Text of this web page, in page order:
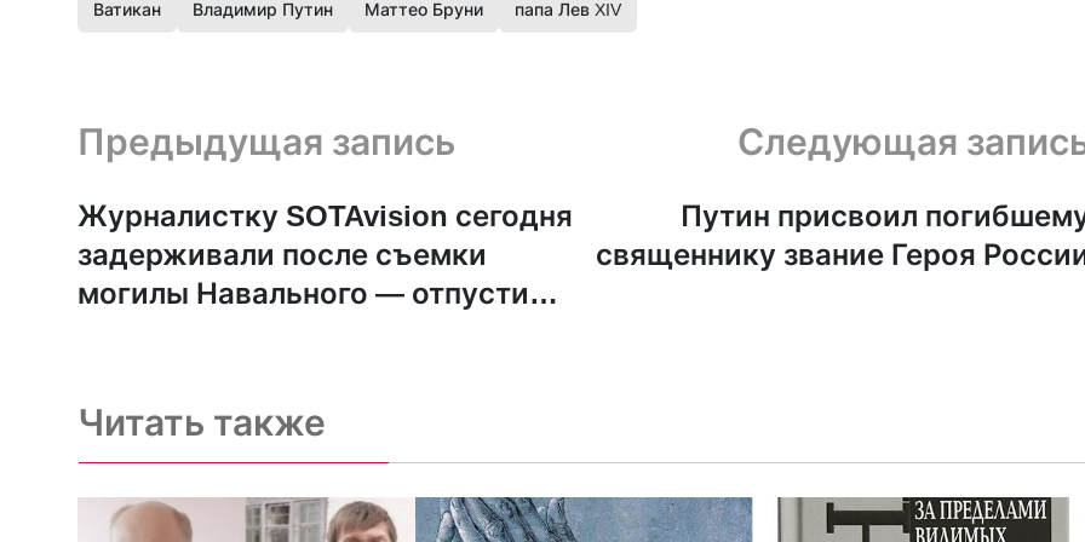
Ватикан Владимир Путин Маттео Бруни папа Лев XIV
Предыдущая запись и следующая запись
Предыдущая запись
Журналистку SOTAvision сегодня
задерживали после съемки
могилы Навального — отпустили
Следующая
Путин присвоил
священнику звание Героя
Читать также